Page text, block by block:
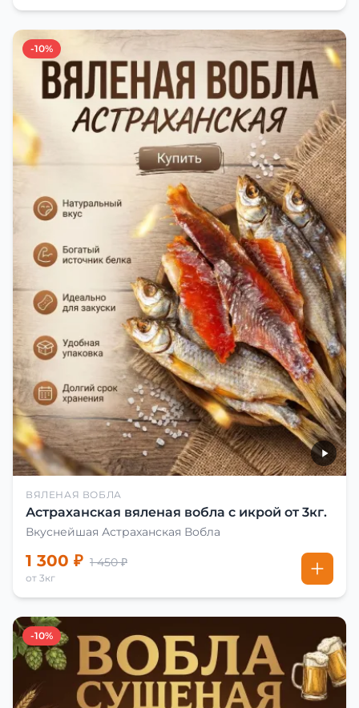
-10%
ВЯЛЕНАЯ ВОБЛА
Астраханская вяленая вобла с икрой от 3кг.
Вкуснейшая Астраханская Вобла
1 300 ₽ 1 450 ₽
от 3кг
-10%